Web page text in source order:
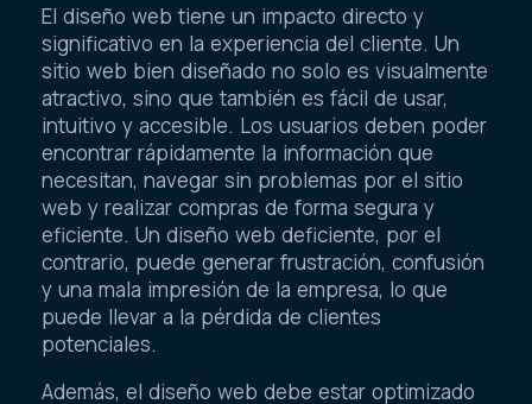
El diseño web tiene un impacto directo y
significativo en la experiencia del cliente. Un
sitio web bien diseñado no solo es visualmente
atractivo, sino que también es fácil de usar,
intuitivo y accesible. Los usuarios deben poder
encontrar rápidamente la información que
necesitan, navegar sin problemas por el sitio
web y realizar compras de forma segura y
eficiente. Un diseño web deficiente, por el
contrario, puede generar frustración, confusión
y una mala impresión de la empresa, lo que
puede llevar a la pérdida de clientes
potenciales.
Además, el diseño web debe estar optimizado